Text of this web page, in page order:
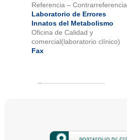
Referencia – Contrarreferencia
Laboratorio de Errores
Innatos del Metabolismo
Oficina de Calidad y
comercial(laboratorio clínico)
Fax